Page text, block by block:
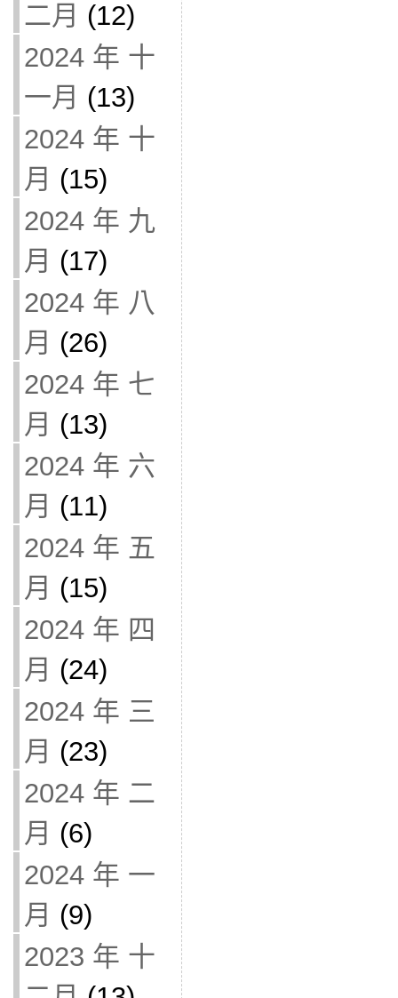
二月 (12)
2024 年 十
一月 (13)
2024 年 十
月 (15)
2024 年 九
月 (17)
2024 年 八
月 (26)
2024 年 七
月 (13)
2024 年 六
月 (11)
2024 年 五
月 (15)
2024 年 四
月 (24)
2024 年 三
月 (23)
2024 年 二
月 (6)
2024 年 一
月 (9)
2023 年 十